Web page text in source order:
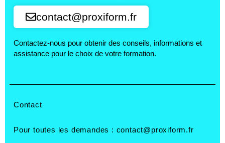
contact@proxiform.fr
Contactez-nous pour obtenir des conseils, informations et
assistance pour le choix de votre formation.
Contact
Pour toutes les demandes : contact@proxiform.fr